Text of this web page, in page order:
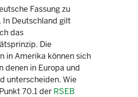
Fassung zu
In Deutschland gilt
das
Die
in Amerika können sich
denen in Europa und
unterscheiden. Wie
70.1 der RSEB